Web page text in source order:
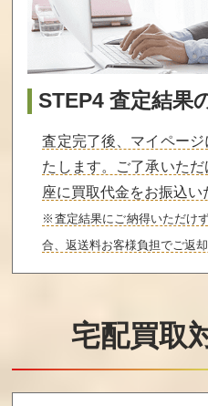
STEP4 査定結果
査定完了後、マイペー
たします。ご了承いた
座に買取代金をお振込い
※査定結果にご納得いただけ
合、返送料お客様負担でご返却
宅配買取